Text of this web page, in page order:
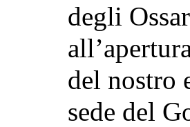
degli
del nostro
sede del